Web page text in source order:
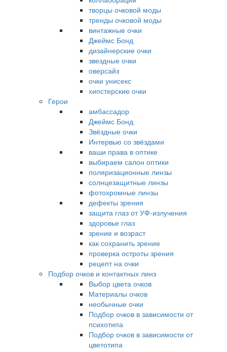
творцы очковой моды
тренды очковой моды
винтажные очки
Джеймс Бонд
дизайнерские очки
звездные очки
оверсайз
очки унисекс
хипстерские очки
Герои
амбассадор
Джеймс Бонд
Звёздные очки
Интервью со звёздами
ваши права в оптике
выбираем салон оптики
поляризационные линзы
солнцезащитные линзы
фотохромные линзы
дефекты зрения
защита глаз от УФ-излучения
здоровье глаз
зрение и возраст
как сохранить зрение
проверка остроты зрения
рецепт на очки
Подбор очков и контактных линз
Выбор цвета очков
Материалы очков
необычные очки
Подбор очков в зависимости от
психотипа
Подбор очков в зависимости от
цветотипа